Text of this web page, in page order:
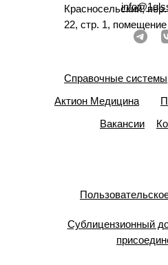
Красносельский,
22, стр. 1,
Справочные системы
Актион Медицина
Вакансии
Сублицензионный